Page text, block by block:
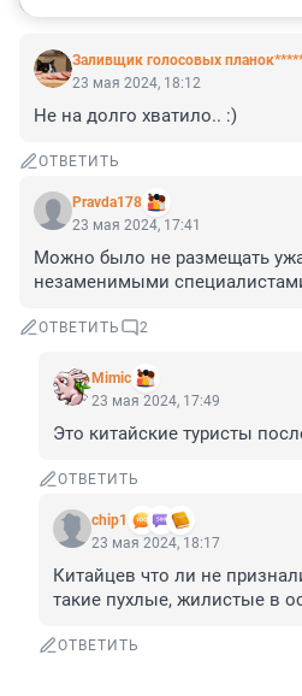
Заливщик голосовых
23 мая 2024, 18:12
Не на долго хватило.. :)
ОТВЕТИТЬ
Pravda178
23 мая 2024, 17:41
Можно было не размещать
незаменимыми
ОТВЕТИТЬ 2
Mimic
23 мая 2024, 17:49
Это китайские туристы
ОТВЕТИТЬ
chip1
23 мая 2024, 18:17
Китайцев что ли не
такие пухлые, жилистые в
ОТВЕТИТЬ